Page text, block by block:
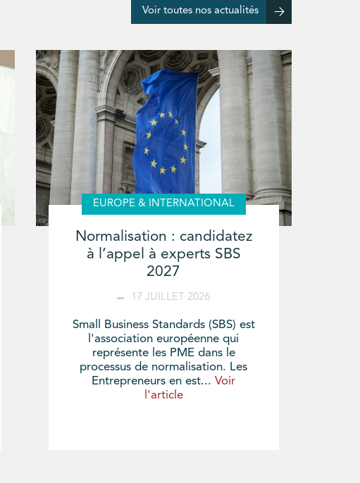
Voir toutes nos actualités
EUROPE & INTERNATIONAL
Normalisation : candidatez
à l’appel à experts SBS
2027
17 JUILLET 2026
Small Business Standards (SBS) est
l'association européenne qui
représente les PME dans le
processus de normalisation. Les
Entrepreneurs en est...Voir
l'article